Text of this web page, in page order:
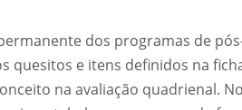
dos programas de
quesitos e itens definidos na
na avaliação quadrienal.